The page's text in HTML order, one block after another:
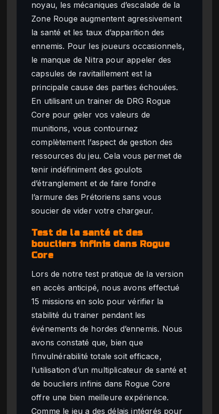
noyau, les mécaniques d’escalade de la
Zone Rouge augmentent agressivement
la santé et les taux d’apparition des
ennemis. Pour les joueurs occasionnels,
le manque de Nitra pour appeler des
capsules de ravitaillement est la
principale cause des parties échouées.
En utilisant un trainer de DRG Rogue
Core pour geler vos valeurs de
munitions, vous contournez
complètement l’aspect de gestion des
ressources du jeu. Cela vous permet de
tenir indéfiniment des goulots
d’étranglement et de faire fondre
l’armure des Prétoriens sans vous
soucier de vider votre chargeur.
Test de la santé et des
boucliers infinis dans Rogue
Core
Lors de notre test pratique de la version
en accès anticipé, nous avons effectué
15 missions en solo pour vérifier la
stabilité du trainer pendant les
événements de hordes d’ennemis. Nous
avons constaté que, bien que
l’invulnérabilité totale soit efficace,
l’utilisation d’un multiplicateur de santé et
de boucliers infinis dans Rogue Core
offre une bien meilleure expérience.
Comme le jeu a des délais intégrés pour